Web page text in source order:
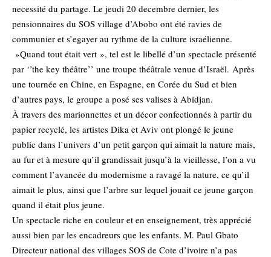
necessité du partage. Le jeudi 20 decembre dernier, les
pensionnaires du SOS village d’Abobo ont été ravies de
communier et s’egayer au rythme de la culture israélienne.
»Quand tout était vert », tel est le libellé d’un spectacle présenté
par ‘’the key théâtre’’ une troupe théâtrale venue d’Israël. Après
une tournée en Chine, en Espagne, en Corée du Sud et bien
d’autres pays, le groupe a posé ses valises à Abidjan.
À travers des marionnettes et un décor confectionnés à partir du
papier recyclé, les artistes Dika et Aviv ont plongé le jeune
public dans l’univers d’un petit garçon qui aimait la nature mais,
au fur et à mesure qu’il grandissait jusqu’à la vieillesse, l’on a vu
comment l’avancée du modernisme a ravagé la nature, ce qu’il
aimait le plus, ainsi que l’arbre sur lequel jouait ce jeune garçon
quand il était plus jeune.
Un spectacle riche en couleur et en enseignement, très apprécié
aussi bien par les encadreurs que les enfants. M. Paul Gbato
Directeur national des villages SOS de Cote d’ivoire n’a pas